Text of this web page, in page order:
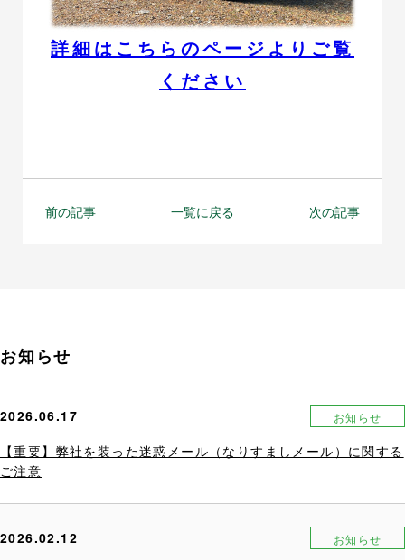
詳細はこちらのページよりご覧
ください
前の記事 一覧に戻る 次の記事
お知らせ
2026.06.17 お知らせ
【重要】弊社を装った迷惑メール（なりすましメール）に関する
ご注意
2026.02.12 お知らせ